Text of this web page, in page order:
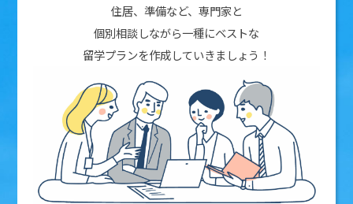
住居、準備など、専門家と
個別相談しながら一種にベストな
留学プランを作成していきましょう！